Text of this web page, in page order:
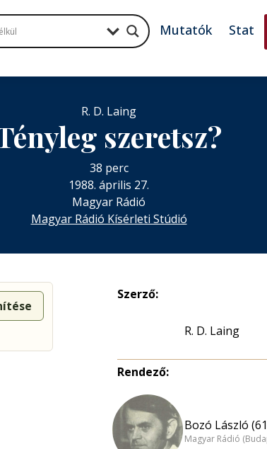
Mutatók Stat
R. D. Laing
szeretsz?
38 perc
1988. április 27.
Magyar Rádió
Magyar Rádió Kísérleti Stúdió
Szerző:
R. D. Laing
Rendező:
Bozó László
Magyar Rádió